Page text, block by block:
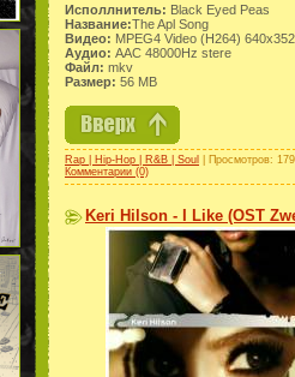
Исполлнитель: Black Eyed Peas
Название:The Apl Song
Видео: MPEG4 Video (H264)
Аудио: AAC 48000Hz stere
Файл: mkv
Размер: 56 MB
Rap | Hip-Hop | R&B | Soul
| Просмотров:
Комментарии (0)
Keri Hilson - I Like (OST